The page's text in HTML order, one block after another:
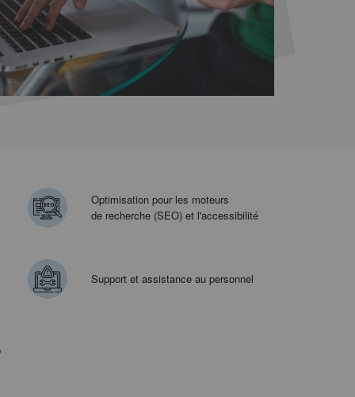
Optimisation pour les moteurs
de recherche (SEO) et l'accessibilité
Support et assistance au personnel